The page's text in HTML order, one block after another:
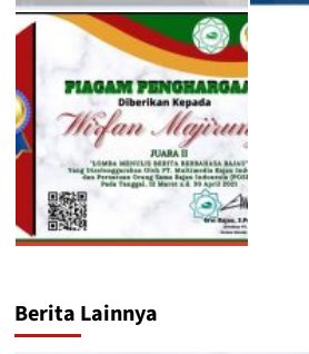
Berita Lainnya